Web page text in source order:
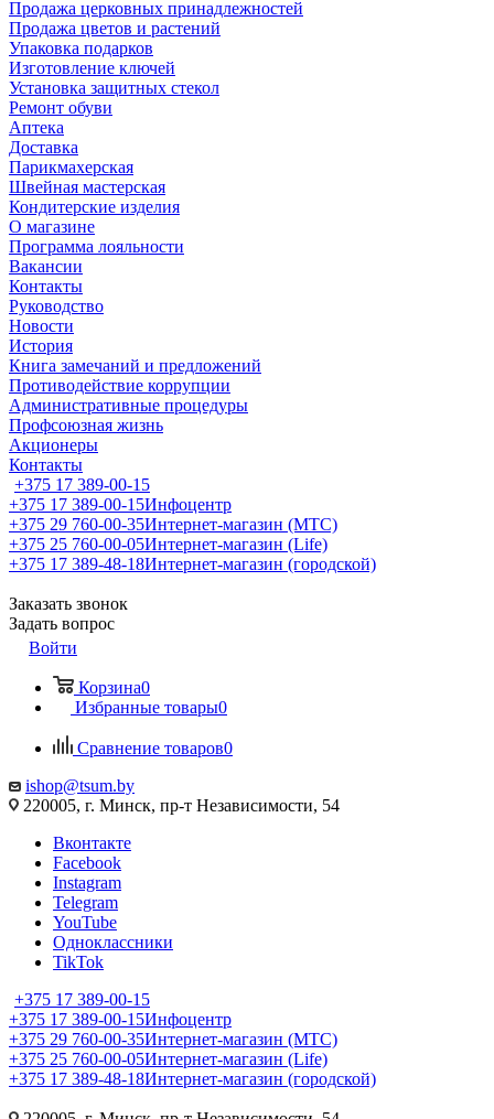
Продажа церковных принадлежностей
Продажа цветов и растений
Упаковка подарков
Изготовление ключей
Установка защитных стекол
Ремонт обуви
Аптека
Доставка
Парикмахерская
Швейная мастерская
Кондитерские изделия
О магазине
Программа лояльности
Вакансии
Контакты
Руководство
Новости
История
Книга замечаний и предложений
Противодействие коррупции
Административные процедуры
Профсоюзная жизнь
Акционеры
Контакты
+375 17 389-00-15
+375 17 389-00-15Инфоцентр
+375 29 760-00-35Интернет-магазин (МТС)
+375 25 760-00-05Интернет-магазин (Life)
+375 17 389-48-18Интернет-магазин (городской)
Заказать звонок
Задать вопрос
Войти
Корзина0
Избранные товары0
Сравнение товаров0
ishop@tsum.by
220005, г. Минск, пр-т Независимости, 54
Вконтакте
Facebook
Instagram
Telegram
YouTube
Одноклассники
TikTok
+375 17 389-00-15
+375 17 389-00-15Инфоцентр
+375 29 760-00-35Интернет-магазин (МТС)
+375 25 760-00-05Интернет-магазин (Life)
+375 17 389-48-18Интернет-магазин (городской)